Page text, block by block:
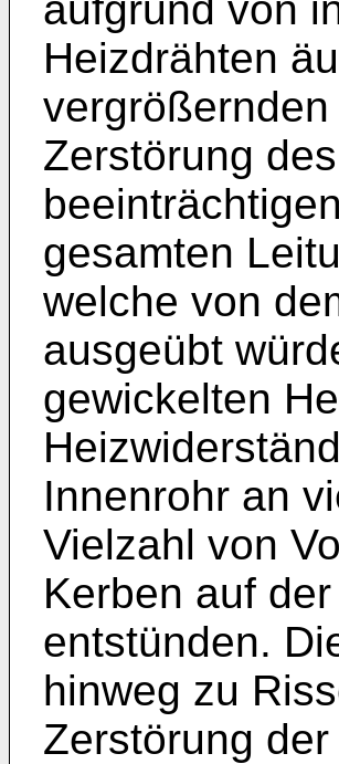
Heizdrähten
Zerstörung
gesamten
welche von
ausgeübt
gewickelten
Innenrohr an
Vielzahl von
Kerben auf
entstünden.
hinweg zu
Zerstörung